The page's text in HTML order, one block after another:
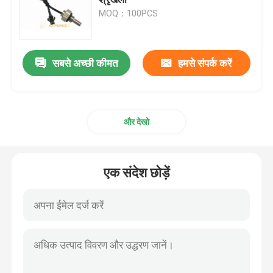
ऑटोमोटिव तापमान सेंसर
ग्लास एनटीसी थर्मामीटर
MOQ：100PCS
सबसे अच्छी कीमत हमसे संपर्क करें
और देखो
एक संदेश छोड़ें